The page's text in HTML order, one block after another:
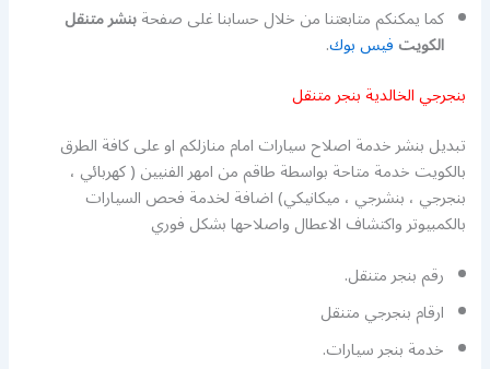
كما يمكنكم متابعتنا من خلال حسابنا غلى صفحةبنشر متنقل
الكويتفيس بوك.
بنجرجي الخالدية بنجر متنقل
تبديل بنشر خدمة اصلاح سيارات امام منازلكم او على كافة الطرق
بالكويت خدمة متاحة بواسطة طاقم من امهر الفنيين ( كهربائي ،
بنجرجي ، بنشرجي ، ميكانيكي) اضافة لخدمة فحص السيارات
بالكمبيوتر واكتشاف الاعطال واصلاحها بشكل فوري
رقم بنجر متنقل.
ارقام بنجرجي متنقل
خدمة بنجر سيارات.